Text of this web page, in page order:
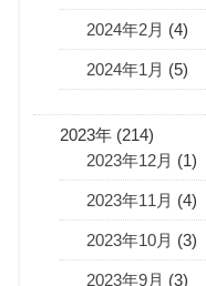
2024年2月 (4)
2024年1月 (5)
2023年 (214)
2023年12月 (1)
2023年11月 (4)
2023年10月 (3)
2023年9月 (3)